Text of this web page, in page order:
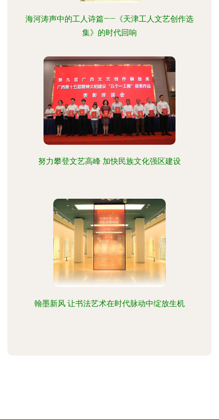
海河涛声中的工人诗篇——《天津工人文艺创作选
集》的时代回响
努力攀登文艺高峰 加快民族文化强区建设
翰墨新风 让书法艺术在时代脉动中绽放生机